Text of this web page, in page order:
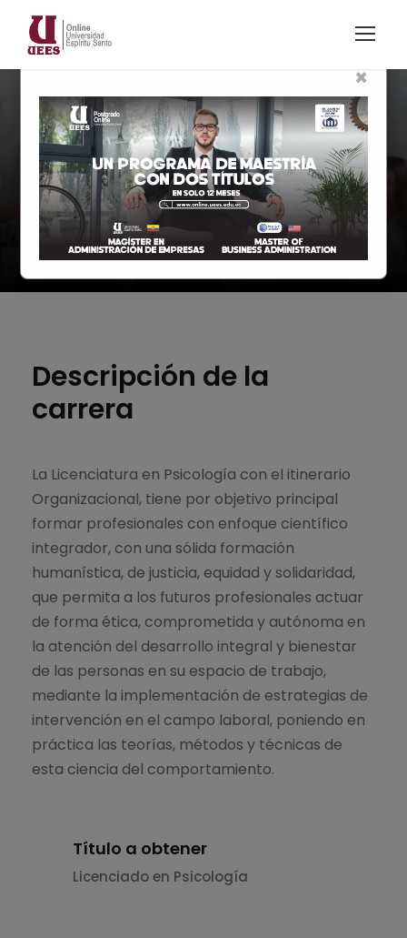
Modalidad en línea
Licenciatura en
Psicología
Descripción de la
carrera
La Licenciatura en Psicología con el itinerario
Organizacional, tiene por objetivo principal
formar profesionales con enfoque científico
integrador, con una sólida formación
humanística, de justicia, equidad y solidaridad,
que permita a los futuros profesionales actuar
de forma ética, comprometida y autónoma en
la atención del desarrollo integral y bienestar
de las personas en su espacio de trabajo,
mediante la implementación de estrategias de
intervención en el campo laboral, poniendo en
práctica las teorías, métodos y técnicas de
esta ciencia del comportamiento.
Título a obtener
Licenciado en Psicología
×